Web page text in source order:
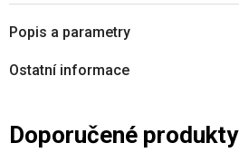
Popis a parametry
Ostatní informace
Doporučené produkty